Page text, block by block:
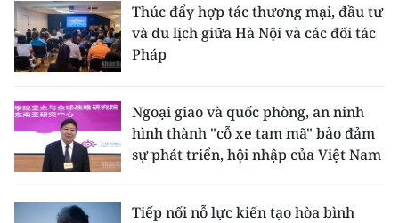
Thúc đẩy hợp tác thương mại, đầu tư
và du lịch giữa Hà Nội và các đối tác
Pháp
Ngoại giao và quốc phòng, an ninh
hình thành "cỗ xe tam mã" bảo đảm
sự phát triển, hội nhập của Việt Nam
Tiếp nối nỗ lực kiến tạo hòa bình